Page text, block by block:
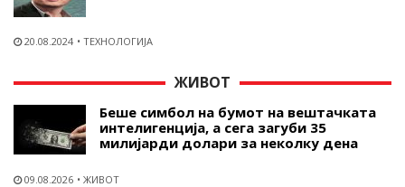
20.08.2024 ТЕХНОЛОГИЈА
ЖИВОТ
Беше симбол на бумот на вештачката
интелигенција, а сега загуби 35
милијарди долари за неколку дена
09.08.2026 ЖИВОТ